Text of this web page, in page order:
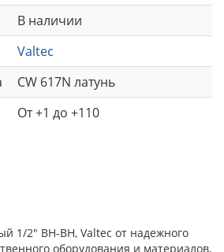
В наличии
Valtec
CW 617N латунь
От +1 до +110
1/2" ВН-ВН, Valtec от надежного
оборудования и материалов,